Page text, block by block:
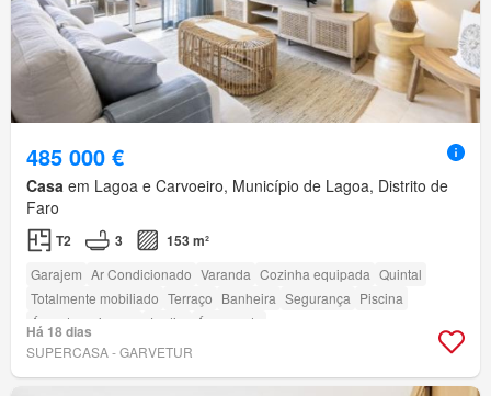
485 000 €
Casa em Lagoa e Carvoeiro, Município de Lagoa, Distrito de
Faro
T2 3 153 m²
Garajem Ar Condicionado Varanda Cozinha equipada Quintal
Totalmente mobiliado Terraço Banheira Segurança Piscina
Área das crianças
Jardim Área verde
Há 18 dias
SUPERCASA - GARVETUR